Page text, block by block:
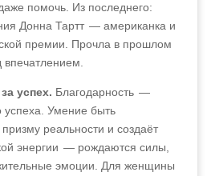
помочь. Из последнего:
Донна Тартт — американка и
премии. Прочла в прошлом
успех. Благодарность —
успеха. Умение быть
реальности и создаёт
энергии — рождаются силы,
эмоции. Для женщины